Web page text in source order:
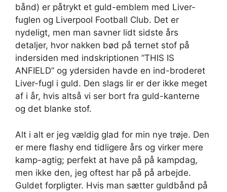
bånd) er påtrykt et guld-emblem med Liver-
fuglen og Liverpool Football Club. Det er
nydeligt, men man savner lidt sidste års
detaljer, hvor nakken bød på ternet stof på
indersiden med indskriptionen ”THIS IS
ANFIELD” og ydersiden havde en ind-broderet
Liver-fugl i guld. Den slags lir er der ikke meget
af i år, hvis altså vi ser bort fra guld-kanterne
og det blanke stof.
Alt i alt er jeg vældig glad for min nye trøje. Den
er mere flashy end tidligere års og virker mere
kamp-agtig; perfekt at have på på kampdag,
men ikke den, jeg oftest har på på arbejde.
Guldet forpligter. Hvis man sætter guldbånd på